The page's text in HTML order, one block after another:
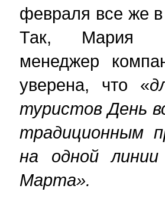
февраля все же в
Так, Мария
менеджер
уверена, что «
туристов День
традиционным
на одной
Марта».